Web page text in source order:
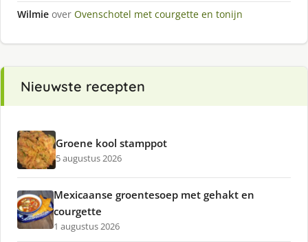
Wilmie over Ovenschotel met courgette en tonijn
Nieuwste recepten
Groene kool stamppot
5 augustus 2026
Mexicaanse groentesoep met gehakt en
courgette
1 augustus 2026